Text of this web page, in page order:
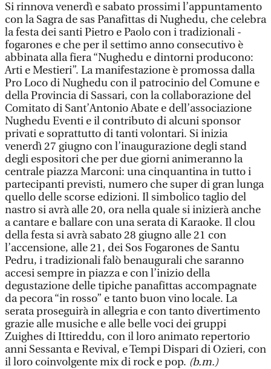
Si rinnova venerdì e sabato prossimi l’appuntamento
con la Sagra de sas Panafittas di Nughedu, che celebra
la festa dei santi Pietro e Paolo con i tradizionali -
fogarones e che per il settimo anno consecutivo è
abbinata alla fiera “Nughedu e dintorni producono:
Arti e Mestieri”. La manifestazione è promossa dalla
Pro Loco di Nughedu con il patrocinio del Comune e
della Provincia di Sassari, con la collaborazione del
Comitato di Sant’Antonio Abate e dell’associazione
Nughedu Eventi e il contributo di alcuni sponsor
privati e soprattutto di tanti volontari. Si inizia
venerdì 27 giugno con l’inaugurazione degli stand
degli espositori che per due giorni animeranno la
centrale piazza Marconi: una cinquantina in tutto i
partecipanti previsti, numero che super di gran lunga
quello delle scorse edizioni. Il simbolico taglio del
nastro si avrà alle 20, ora nella quale si inizierà anche
a cantare e ballare con una serata di Karaoke. Il clou
della festa si avrà sabato 28 giugno alle 21 con
l’accensione, alle 21, dei Sos Fogarones de Santu
Pedru, i tradizionali falò benaugurali che saranno
accesi sempre in piazza e con l’inizio della
degustazione delle tipiche panafittas accompagnate
da pecora “in rosso” e tanto buon vino locale. La
serata proseguirà in allegria e con tanto divertimento
grazie alle musiche e alle belle voci dei gruppi
Zuighes di Ittireddu, con il loro animato repertorio
anni Sessanta e Revival, e Tempi Dispari di Ozieri, con
il loro coinvolgente mix di rock e pop. (b.m.)